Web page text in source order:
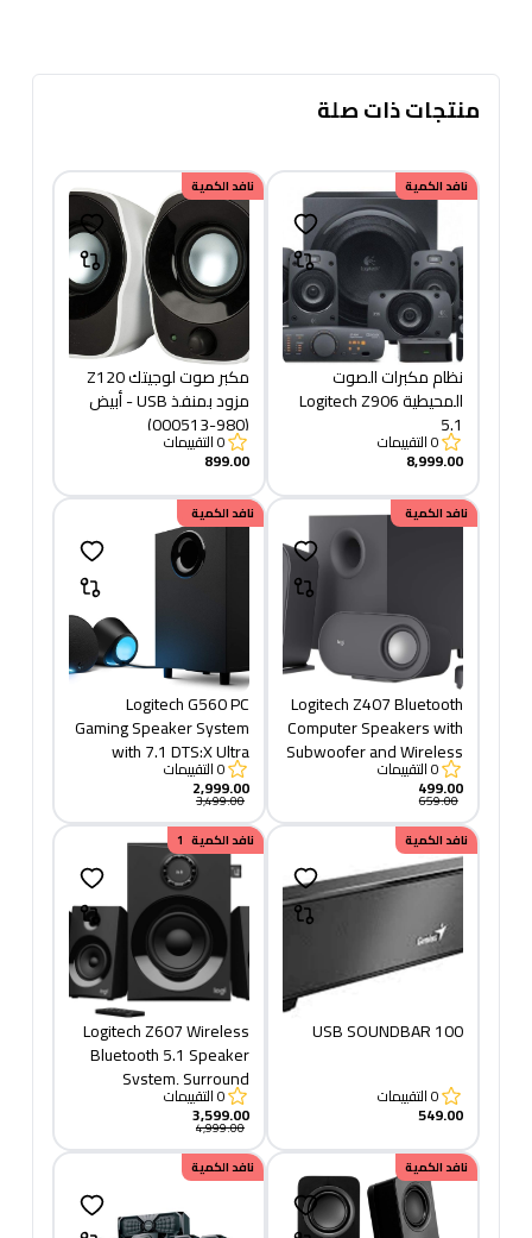
منتجات ذات صلة
نافد الكمية
نظام مكبرات الصوت
المحيطية Logitech Z906
5.1
0التقييمات
8,999.00
نافد الكمية
مكبر صوت لوجيتك Z120
مزود بمنفذ USB - أبيض
(980-000513)
0التقييمات
899.00
خصم160.00
نافد الكمية
Logitech Z407 Bluetooth
Computer Speakers with
Subwoofer and Wireless
Control, Immersive
Sound, Premium Audio
with Multiple Inputs, USB
Speakers - Black
0التقييمات
499.00
659.00
خصم500.00
نافد الكمية
Logitech G560 PC
Gaming Speaker System
with 7.1 DTS:X Ultra
Surround Sound, Game
based LIGHTSYNC RGB,
Two Speakers and
Subwoofer, Immersive
Gaming Experience -
0التقييمات
2,999.00
3,499.00
نافد الكمية
USB SOUNDBAR 100
0التقييمات
549.00
خصم1,400.00
نافد الكمية
Logitech Z607 Wireless
Bluetooth 5.1 Speaker
System, Surround
Sound, 160 Watts Peak
Power, Booming Bass,
3.5 mm Audio & RCA
Inputs, USB, SD-Card,
PC/TV/Smartphone/Tablet/Music
Player, Black
0التقييمات
3,599.00
4,999.00
نافد الكمية
نافد الكمية